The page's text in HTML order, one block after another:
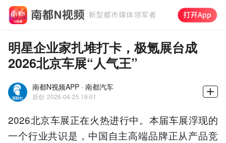
明星企业家扎堆打卡，极氪展台成
2026北京车展“人气王”
南都N视频APP · 南都汽车
原创 2026-04-25 19:01
2026北京车展正在火热进行中。本届车展浮现的
一个行业共识是，中国自主高端品牌正从产品竞